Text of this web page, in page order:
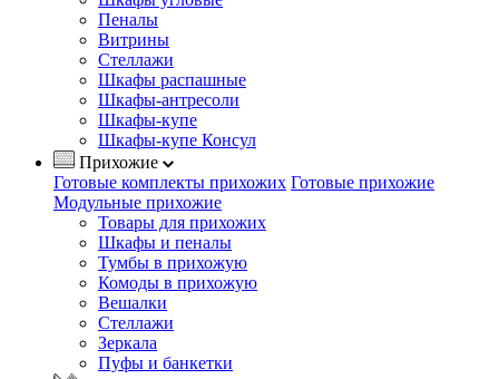
Пеналы
Витрины
Стеллажи
Шкафы распашные
Шкафы-антресоли
Шкафы-купе
Шкафы-купе Консул
Прихожие
Готовые комплекты прихожих Готовые прихожие
Модульные прихожие
Товары для прихожих
Шкафы и пеналы
Тумбы в прихожую
Комоды в прихожую
Вешалки
Стеллажи
Зеркала
Пуфы и банкетки